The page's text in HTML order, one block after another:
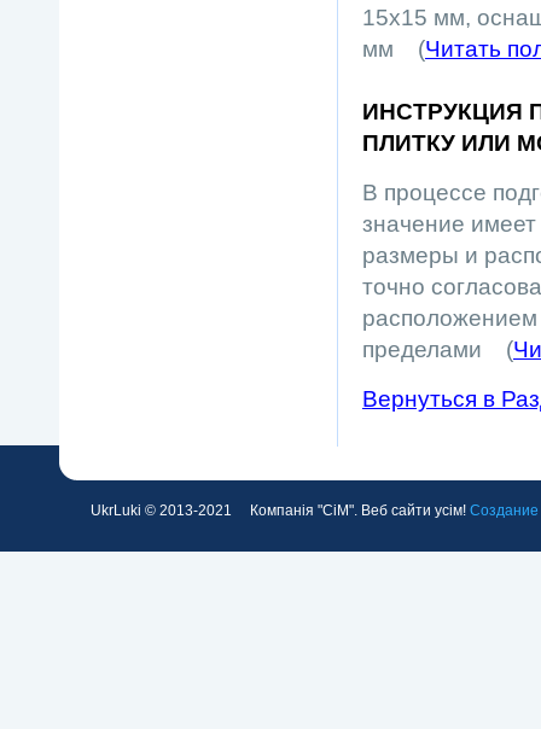
15х15 мм,
мм (Читать
ИНСТРУКЦИЯ
ПЛИТКУ ИЛИ
В процессе
значение
размеры и
точно
расположением
пределами (
Вернуться в
UkrLuki © 2013-2021 Компанія "СіМ". Веб сайти усім! Создание